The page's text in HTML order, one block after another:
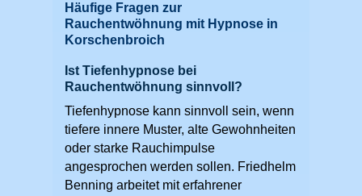
Häufige Fragen zur
Rauchentwöhnung mit Hypnose in
Korschenbroich
Ist Tiefenhypnose bei
Rauchentwöhnung sinnvoll?
Tiefenhypnose kann sinnvoll sein, wenn
tiefere innere Muster, alte Gewohnheiten
oder starke Rauchimpulse
angesprochen werden sollen. Friedhelm
Benning arbeitet mit erfahrener